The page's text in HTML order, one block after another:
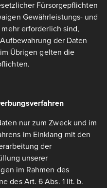
Fürsorgepflichten
Gewährleistungs- und
erforderlich sind,
der Daten
Übrigen gelten die
nur zum Zweck und im
im Einklang mit den
der
unserer
im Rahmen des
des Art. 6 Abs. 1 lit. b.